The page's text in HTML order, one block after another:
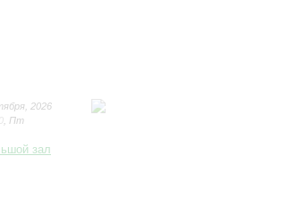
2026
Пт
зал